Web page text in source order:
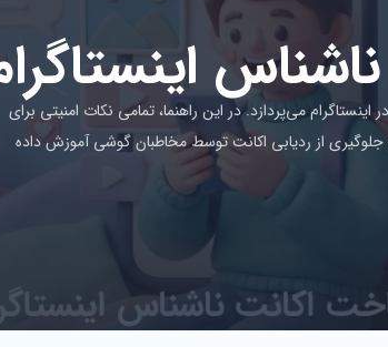
می‌پردازد. در این راهنما، تمامی نکات امنیتی برای
از ردیابی اکانت توسط مخاطبان گوشی آموزش داده